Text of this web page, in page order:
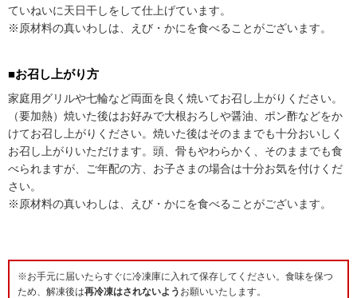
ていねいに天日干しをして仕上げています。
※原材料の真いわしは、えび・かにを食べることがございます。
■お召し上がり方
家庭用グリルや七輪など両面を良く焼いてお召し上がりください。
（要加熱）焼いた後はお好みで大根おろしや醤油、ポン酢などをか
けてお召し上がりください。焼いた後はそのままでも十分おいしく
お召し上がりいただけます。頭、骨もやわらかく、そのままでも食
べられますが、ご年配の方、お子さまの場合は十分お気を付けくだ
さい。
※原材料の真いわしは、えび・かにを食べることがございます。
※お手元に届いたらすぐに冷凍庫に入れて保存してください。食味を保つ
ため、解凍後は再冷凍はされないよう お願いいたします。